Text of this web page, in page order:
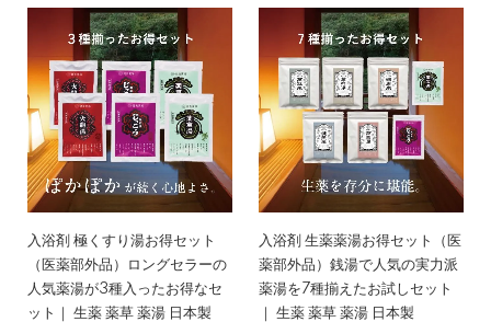
入浴剤 極くすり湯お得セット
（医薬部外品）ロングセラーの
人気薬湯が3種入ったお得なセ
ット｜ 生薬 薬草 薬湯 日本製
入浴剤 生薬薬湯お得セット（医
薬部外品）銭湯で人気の実力派
薬湯を7種揃えたお試しセット
｜ 生薬 薬草 薬湯 日本製